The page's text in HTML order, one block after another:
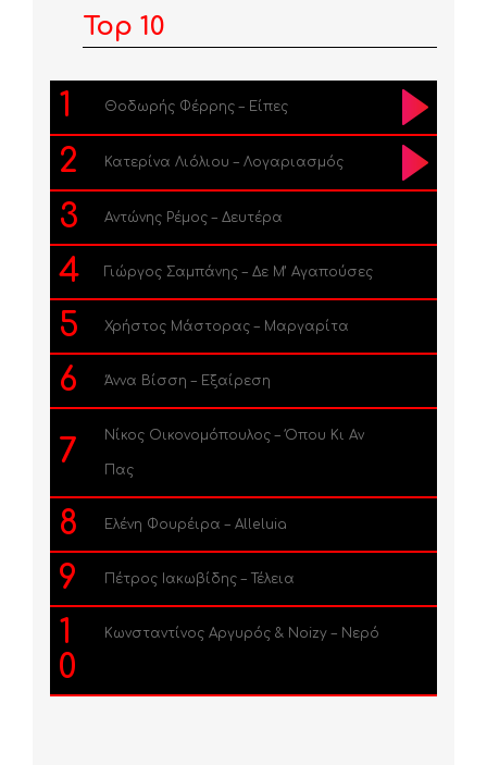
Top 10
1 Θοδωρής Φέρρης – Είπες
2 Κατερίνα Λιόλιου – Λογαριασμός
3 Αντώνης Ρέμος – Δευτέρα
4 Γιώργος Σαμπάνης – Δε Μ’ Αγαπούσες
5 Χρήστος Μάστορας – Μαργαρίτα
6 Άννα Βίσση – Εξαίρεση
7 Νίκος Οικονομόπουλος – Όπου Κι Αν
Πας
8 Ελένη Φουρέιρα – Alleluia
9 Πέτρος Ιακωβίδης – Τέλεια
1
0
Κωνσταντίνος Αργυρός & Noizy – Νερό